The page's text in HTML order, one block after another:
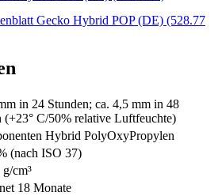
Gecko Hybrid POP (DE) (528.77
in 24 Stunden; ca. 4,5 mm in 48
(+23° C/50% relative Luftfeuchte)
Hybrid PolyOxyPropylen
(nach ISO 37)
cm³
18 Monate